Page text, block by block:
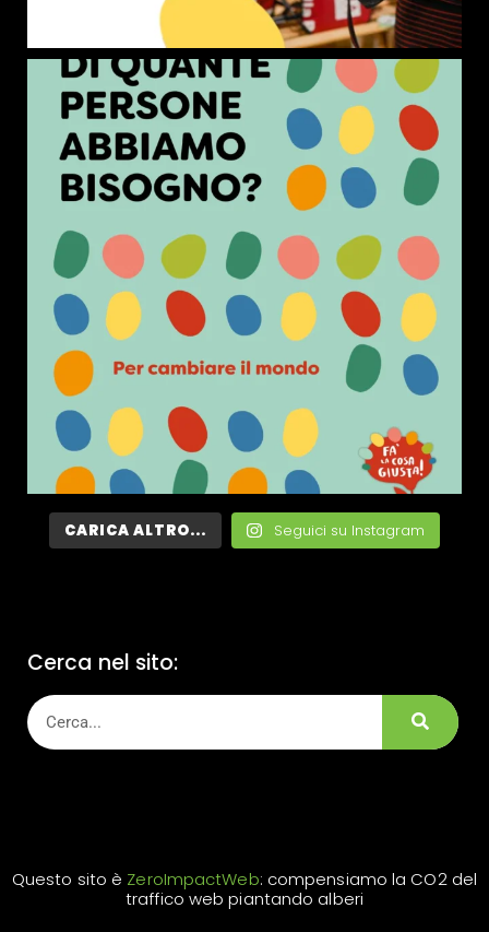
CARICA ALTRO... Seguici su Instagram
Cerca nel sito:
Questo sito è ZeroImpactWeb: compensiamo la CO2 del
traffico web piantando alberi